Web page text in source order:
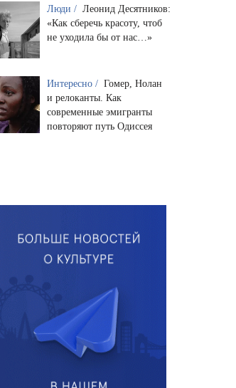
Люди / Леонид Десятников:
«Как сберечь красоту, чтоб
не уходила бы от нас…»
Интересно / Гомер, Нолан
и релоканты. Как
современные эмигранты
повторяют путь Одиссея